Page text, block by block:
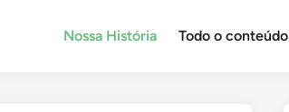
Nossa História Todo o conteúdo